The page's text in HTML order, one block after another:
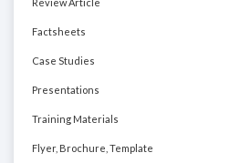
Review Article
Factsheets
Case Studies
Presentations
Training Materials
Flyer, Brochure, Template